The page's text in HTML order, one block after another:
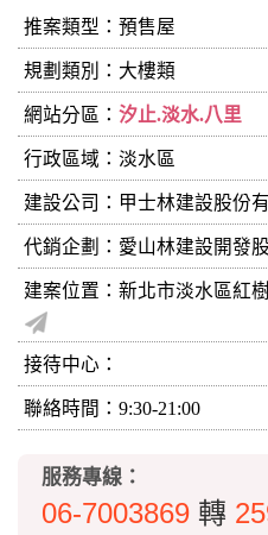
推案類型：預售屋
規劃類別：大樓類
網站分區： 汐止.淡水.八里
行政區域：淡水區
建設公司： 甲士林建設股份
代銷企劃：愛山林建設開發
建案位置：新北市淡水區紅
接待中心：
聯絡時間：9:30-21:00
服務專線：
06-7003869 轉